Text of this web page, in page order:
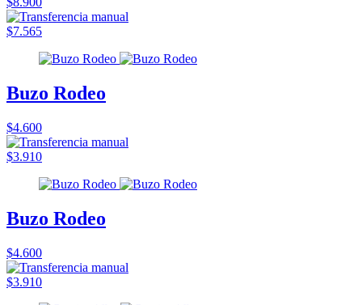
$7.565
Buzo Rodeo
$4.600
$3.910
Buzo Rodeo
$4.600
$3.910